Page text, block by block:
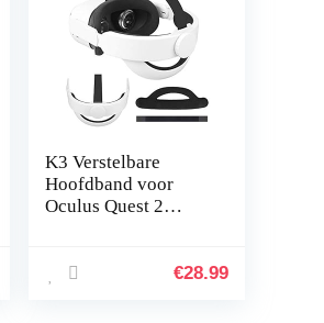
K3 Verstelbare
Hoofdband voor
Oculus Quest 2
Oculus Quest 2 Elite
€28.99